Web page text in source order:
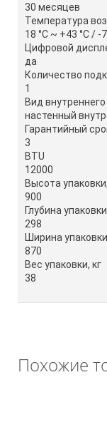
30 месяцев
Температура
18 °C ~ +43 °C / -
Цифровой
да
Количество
1
Вид
настенный
Гарантийный
3
BTU
12000
Высота
900
Глубина
298
Ширина
870
Вес упаковки, кг
38
Похожие